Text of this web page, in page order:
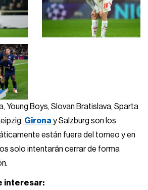
Young Boys, Slovan Bratislava, Sparta
Gironay Salzburg son los
están fuera del torneo y en
solo intentarán cerrar de forma
interesar: